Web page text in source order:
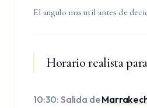
El angulo mas util antes de
Horario realista
10:30: Salida de